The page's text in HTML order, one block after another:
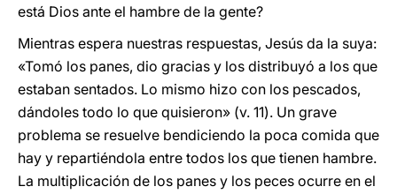
está Dios ante el hambre de la gente?
Mientras espera nuestras respuestas, Jesús da la suya:
«Tomó los panes, dio gracias y los distribuyó a los que
estaban sentados. Lo mismo hizo con los pescados,
dándoles todo lo que quisieron» (v. 11). Un grave
problema se resuelve bendiciendo la poca comida que
hay y repartiéndola entre todos los que tienen hambre.
La multiplicación de los panes y los peces ocurre en el